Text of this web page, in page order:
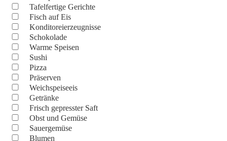
Tafelfertige Gerichte
Fisch auf Eis
Konditoreierzeugnisse
Schokolade
Warme Speisen
Sushi
Pizza
Präserven
Weichspeiseeis
Getränke
Frisch gepresster Saft
Obst und Gemüse
Sauergemüse
Blumen